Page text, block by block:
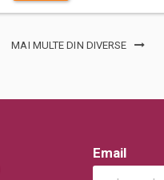
MAI MULTE DIN DIVERSE
Email